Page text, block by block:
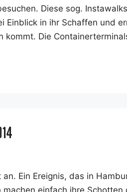
Die­se sog.
Ein­blick in ihr Schaf­fen und
Die
Ein Ereig­nis, das in
ein­fach ihre